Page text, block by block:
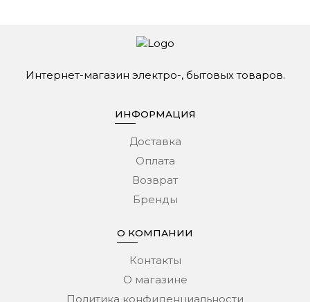
Интернет-магазин электро-, бытовых товаров.
ИНФОРМАЦИЯ
Доставка
Оплата
Возврат
Бренды
О КОМПАНИИ
Контакты
О магазине
Политика конфиденциальности